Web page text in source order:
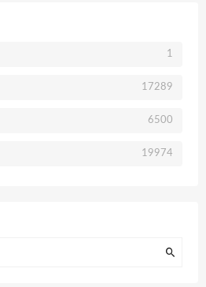
1
17289
6500
19974